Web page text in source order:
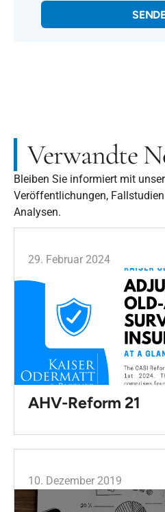
Verwandte
Bleiben Sie informiert mit
Veröffentlichungen,
Analysen.
29. Februar 2024
AHV-Reform 21
10. Dezember 2019